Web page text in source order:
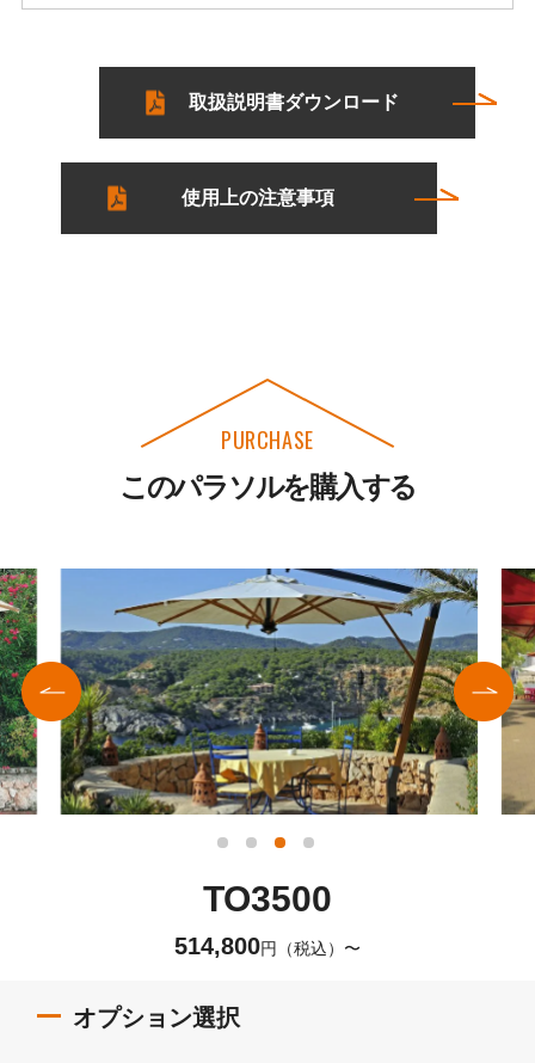
取扱説明書ダウンロード
使用上の注意事項
PURCHASE
このパラソルを購入する
Previ
Next
1 2 3 4
TO3500
514,800 税込